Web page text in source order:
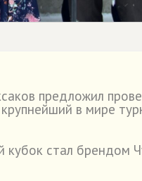
предложил
в мире
кубок стал брендом